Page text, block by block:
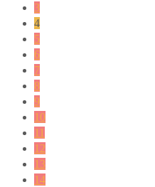
3
4
5
6
7
8
9
10
11
12
13
14